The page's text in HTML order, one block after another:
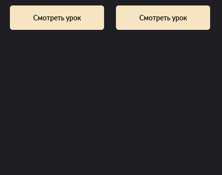
Смотреть урок Смотреть урок